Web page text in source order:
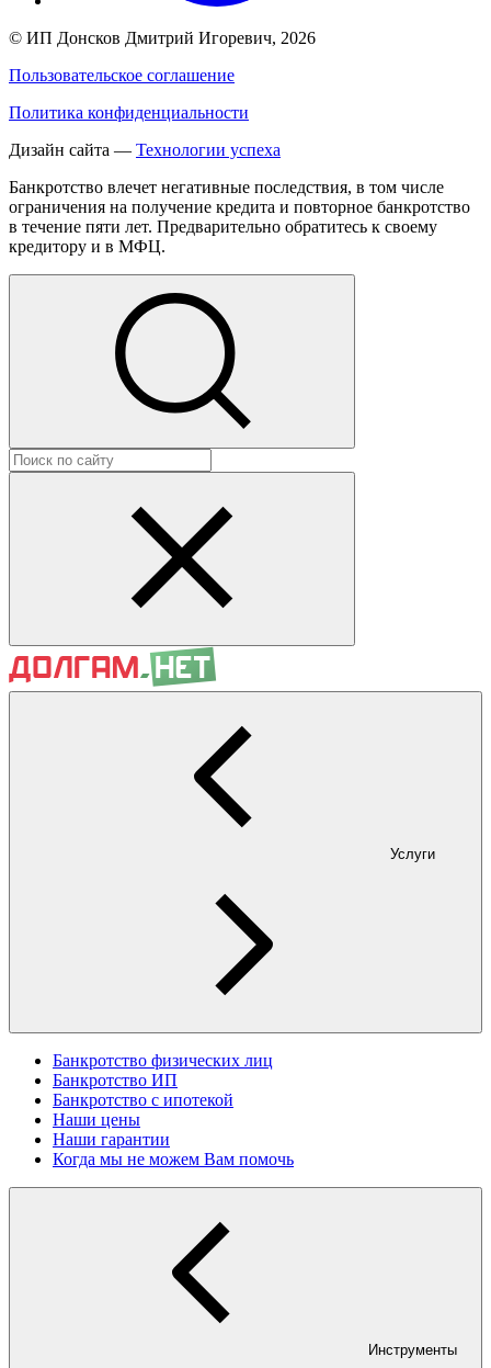
© ИП Донсков Дмитрий Игоревич, 2026
Пользовательское соглашение
Политика конфиденциальности
Дизайн сайта — Технологии успеха
Банкротство влечет негативные последствия, в том числе
ограничения на получение кредита и повторное банкротство
в течение пяти лет. Предварительно обратитесь к своему
кредитору и в МФЦ.
Услуги
Банкротство физических лиц
Банкротство ИП
Банкротство с ипотекой
Наши цены
Наши гарантии
Когда мы не можем Вам помочь
Инструменты